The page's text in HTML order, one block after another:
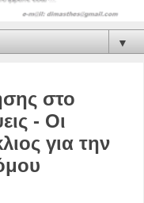
▼
στο
- Οι
για την